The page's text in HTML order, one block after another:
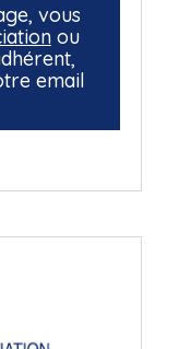
vous
ou
email